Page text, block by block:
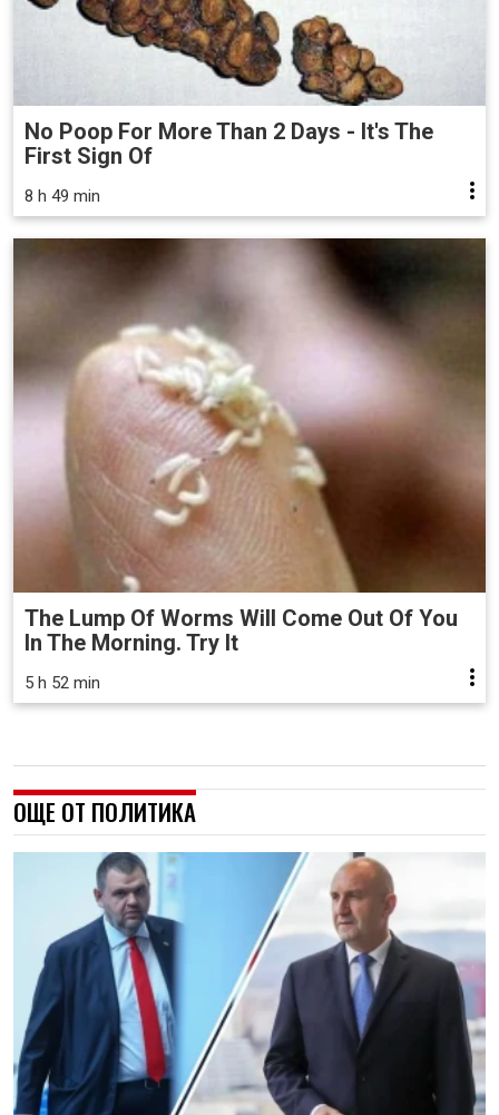
No Poop For More Than 2 Days - It's The
First Sign Of
8 h 49 min
The Lump Of Worms Will Come Out Of You
In The Morning. Try It
5 h 52 min
ОЩЕ ОТ ПОЛИТИКА